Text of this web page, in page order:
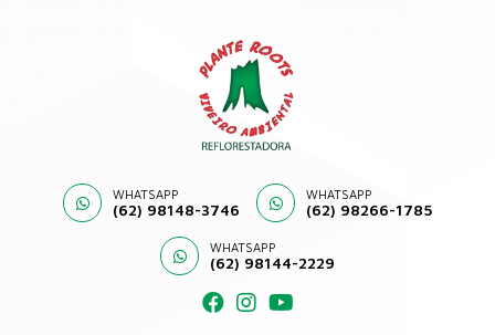
WHATSAPP
(62) 98148-3746
WHATSAPP
(62) 98266-1785
WHATSAPP
(62) 98144-2229